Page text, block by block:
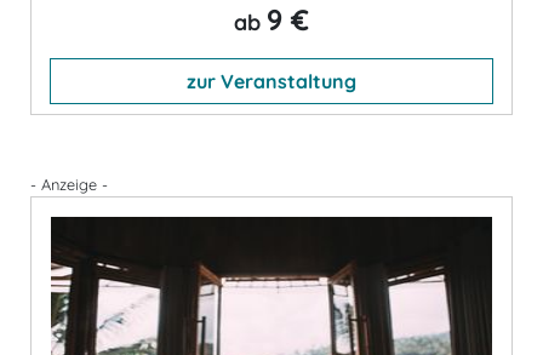
ab 9 €
zur Veranstaltung
- Anzeige -